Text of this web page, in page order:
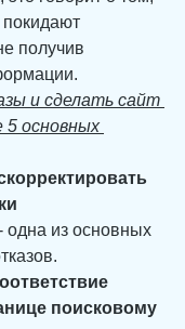
покидают
получив
и сделать сайт
5 основных
одна из основных
поисковому